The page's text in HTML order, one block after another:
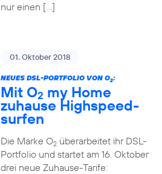
nur einen […]
01. Oktober 2018
NEUES DSL-PORTFOLIO VON O2:
Mit O2 my Home
zuhause Highspeed-
surfen
Die Marke O2überarbeitet ihr DSL-
Portfolio und startet am 16. Oktober
drei neue Zuhause-Tarife: